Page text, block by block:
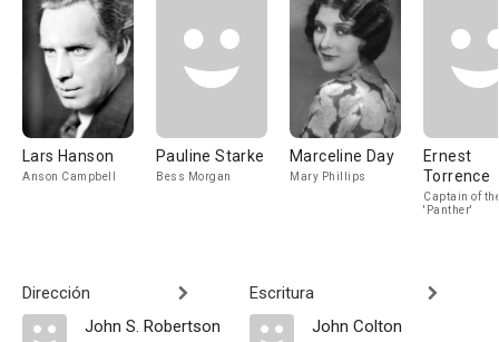
Lars Hanson
Anson Campbell
Pauline Starke
Bess Morgan
Marceline Day
Mary Phillips
Ernest
Torrence
Captain of
'Panther'
Dirección
John S. Robertson
Escritura
John Colton